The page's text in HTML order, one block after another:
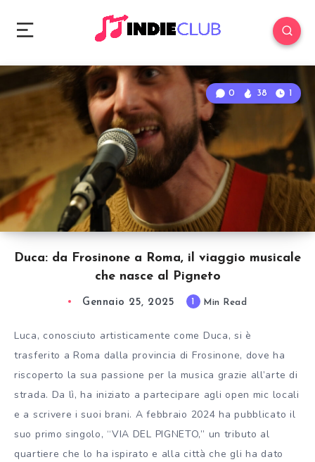
Duca: da Frosinone a Roma, il viaggio musicale
che nasce al Pigneto
0 38 1
Gennaio 25, 2025 Min Read
Luca, conosciuto artisticamente come Duca, si è
trasferito a Roma dalla provincia di Frosinone, dove ha
riscoperto la sua passione per la musica grazie all’arte di
strada. Da lì, ha iniziato a partecipare agli open mic locali
e a scrivere i suoi brani. A febbraio 2024 ha pubblicato il
suo primo singolo, “VIA DEL PIGNETO,” un tributo al
quartiere che lo ha ispirato e alla città che gli ha dato